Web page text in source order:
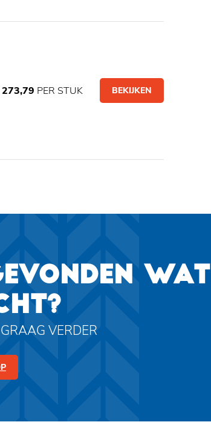
PER STUK BEKIJKEN
WAT
VERDER